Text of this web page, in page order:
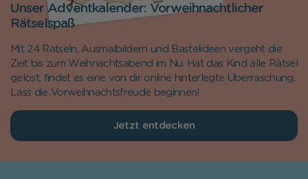
Unser Adventkalender: Vorweihnachtlicher
Rätselspaß
Mit 24 Rätseln, Ausmalbildern und Bastelideen vergeht die
Zeit bis zum Weihnachtsabend im Nu. Hat das Kind alle Rätsel
gelöst, findet es eine von dir online hinterlegte Überraschung.
Lass die Vorweihnachtsfreude beginnen!
Jetzt entdecken